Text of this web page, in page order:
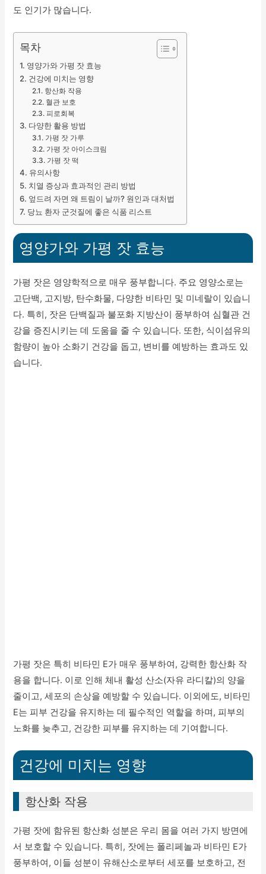
도 인기가 많습니다.
목차
영양가와 가평 잣 효능
건강에 미치는 영향
항산화 작용
혈관 보호
피로회복
다양한 활용 방법
가평 잣 가루
가평 잣 아이스크림
가평 잣 떡
유의사항
치열 증상과 효과적인 관리 방법
엎드려 자면 왜 트림이 날까? 원인과 대처법
당뇨 환자 군것질에 좋은 식품 리스트
영양가와 가평 잣 효능
가평 잣은 영양학적으로 매우 풍부합니다. 주요 영양소로는
고단백, 고지방, 탄수화물, 다양한 비타민 및 미네랄이 있습니
다. 특히, 잣은 단백질과 불포화 지방산이 풍부하여 심혈관 건
강을 증진시키는 데 도움을 줄 수 있습니다. 또한, 식이섬유의
함량이 높아 소화기 건강을 돕고, 변비를 예방하는 효과도 있
습니다.
가평 잣은 특히 비타민 E가 매우 풍부하여, 강력한 항산화 작
용을 합니다. 이로 인해 체내 활성 산소(자유 라디칼)의 양을
줄이고, 세포의 손상을 예방할 수 있습니다. 이외에도, 비타민
E는 피부 건강을 유지하는 데 필수적인 역할을 하며, 피부의
노화를 늦추고, 건강한 피부를 유지하는 데 기여합니다.
건강에 미치는 영향
항산화 작용
가평 잣에 함유된 항산화 성분은 우리 몸을 여러 가지 방면에
서 보호할 수 있습니다. 특히, 잣에는 폴리페놀과 비타민 E가
풍부하여, 이들 성분이 유해산소로부터 세포를 보호하고, 전